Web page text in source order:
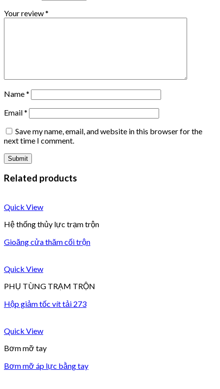
Your review*
Name*
Email*
Save my name, email, and website in this browser for the
next time I comment.
Related products
Quick View
Hệ thống thủy lực trạm trộn
Gioăng cửa thăm cối trộn
Quick View
PHỤ TÙNG TRẠM TRỘN
Hộp giảm tốc vít tải 273
Quick View
Bơm mỡ tay
Bơm mỡ áp lực bằng tay